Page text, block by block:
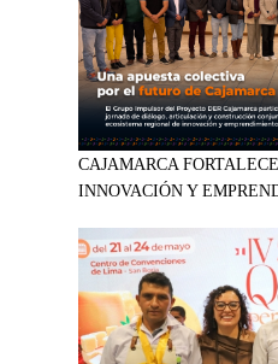
CAJAMARCA
INNOVACIÓN Y